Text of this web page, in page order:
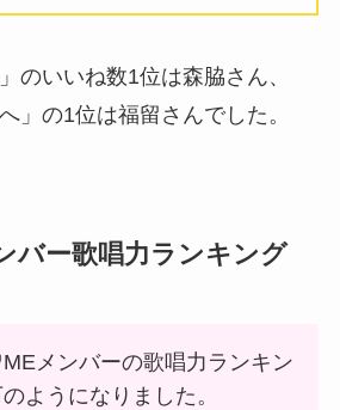
のいいね数1位は森脇さん、
」の1位は福留さんでした。
バー歌唱力ランキング
メンバーの歌唱力ランキン
ようになりました。